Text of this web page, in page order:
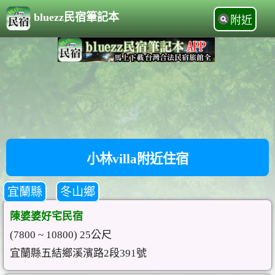
bluezz民宿筆記本 附近
小林villa附近住宿
宜蘭縣 冬山鄉
陳婆婆好宅民宿
(7800 ~ 10800) 25公尺
宜蘭縣五結鄉溪濱路2段391號